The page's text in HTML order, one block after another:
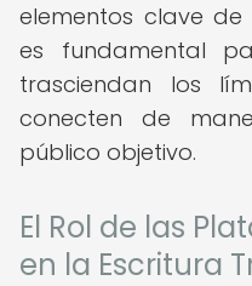
elementos clave
es fundamental
trasciendan los
conecten de
público objetivo.
El Rol de las
en la Escritura